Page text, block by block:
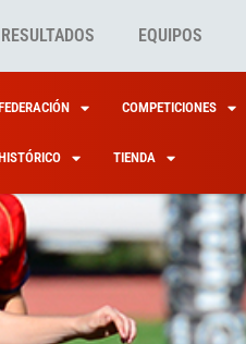
RESULTADOS EQUIPOS
COMPETICIONES
TIENDA